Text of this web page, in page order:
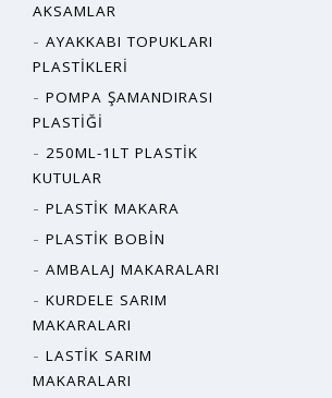
AKSAMLAR
AYAKKABI TOPUKLARI
PLASTIKLERI
POMPA ŞAMANDIRASI
PLASTIĞI
250ML-1LT PLASTIK
KUTULAR
PLASTIK MAKARA
PLASTIK BOBIN
AMBALAJ MAKARALARI
KURDELE SARIM
MAKARALARI
LASTIK SARIM
MAKARALARI